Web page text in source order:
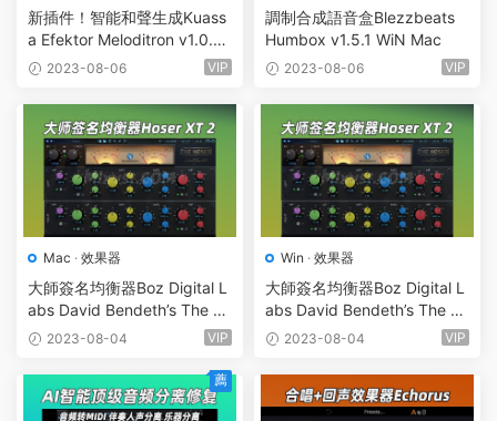
新插件！智能和聲生成Kuass
a Efektor Meloditron v1.0.0 I
ncl Patched and Keygen-R2
2023-08-06 VIP
調制合成語音盒Blezzbeats
Humbox v1.5.1 WiN Mac
2023-08-06 VIP
Mac · 效果器
大師簽名均衡器Boz Digital L
abs David Bendeth’s The H
oser XT 2 v2.0.8 MAC
2023-08-04 VIP
Win · 效果器
大師簽名均衡器Boz Digital L
abs David Bendeth’s The H
oser XT 2 v2.0.7 WIN
2023-08-04 VIP
薦